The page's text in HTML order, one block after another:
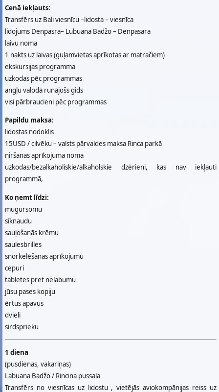
Cenā iekļauts:
Transfērs uz Bali viesnīcu –lidosta – viesnīca
lidojums Denpasra– Lubuana Badžo – Denpasara
laivu noma
1 nakts uz laivas (guļamvietas aprīkotas ar matračiem)
ekskursijas programma
uzkodas pēc programmas
angļu valodā runājošs gids
visi pārbraucieni pēc programmas
Papildu maksa:
lidostas nodoklis
15USD / cilvēku – valsts pārvaldes maksa Rinca parkā
niršanas aprīkojuma noma
uzkodas/bezalkaholiskie/alkaholskie dzērieni, kas nav iekļauti
programmā,
Ko ņemt līdzi:
mugursomu
sīknaudu
sauļošanās krēmu
saulesbrilles
snorkelēšanas aprīkojumu
cepuri
tabletes pret nelabumu
jūsu pases kopiju
ērtus apavus
dvieli
sirdsprieku
1 diena
(pusdienas, vakariņas)
Labuana Badžo / Rincina pussala
Transfērs no viesnīcas uz lidostu , vietējās aviokompānijas reiss uz